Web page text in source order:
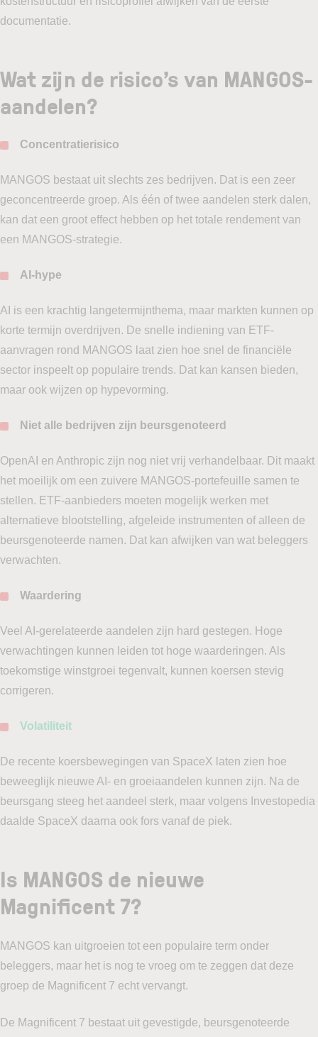
documentatie.
Wat zijn de risico’s van MANGOS-
aandelen?
Concentratierisico
MANGOS bestaat uit slechts zes bedrijven. Dat is een zeer
geconcentreerde groep. Als één of twee aandelen sterk dalen,
kan dat een groot effect hebben op het totale rendement van
een MANGOS-strategie.
AI-hype
AI is een krachtig langetermijnthema, maar markten kunnen op
korte termijn overdrijven. De snelle indiening van ETF-
aanvragen rond MANGOS laat zien hoe snel de financiële
sector inspeelt op populaire trends. Dat kan kansen bieden,
maar ook wijzen op hypevorming.
Niet alle bedrijven zijn beursgenoteerd
OpenAI en Anthropic zijn nog niet vrij verhandelbaar. Dit maakt
het moeilijk om een zuivere MANGOS-portefeuille samen te
stellen. ETF-aanbieders moeten mogelijk werken met
alternatieve blootstelling, afgeleide instrumenten of alleen de
beursgenoteerde namen. Dat kan afwijken van wat beleggers
verwachten.
Waardering
Veel AI-gerelateerde aandelen zijn hard gestegen. Hoge
verwachtingen kunnen leiden tot hoge waarderingen. Als
toekomstige winstgroei tegenvalt, kunnen koersen stevig
corrigeren.
Volatiliteit
De recente koersbewegingen van SpaceX laten zien hoe
beweeglijk nieuwe AI- en groeiaandelen kunnen zijn. Na de
beursgang steeg het aandeel sterk, maar volgens Investopedia
daalde SpaceX daarna ook fors vanaf de piek.
Is MANGOS de nieuwe
Magnificent 7?
MANGOS kan uitgroeien tot een populaire term onder
beleggers, maar het is nog te vroeg om te zeggen dat deze
groep de Magnificent 7 echt vervangt.
De Magnificent 7 bestaat uit gevestigde, beursgenoteerde